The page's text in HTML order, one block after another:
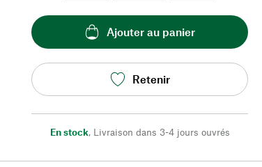
Ajouter au panier
Retenir
En stock, Livraison dans 3-4 jours ouvrés